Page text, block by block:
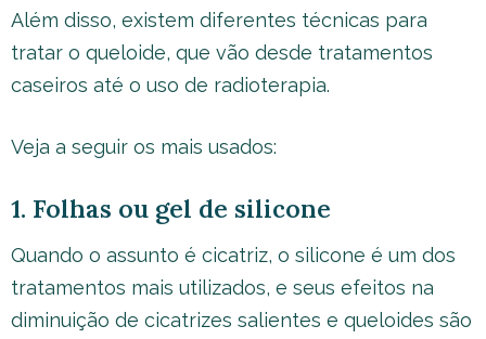
Além disso, existem diferentes técnicas para
tratar o queloide, que vão desde tratamentos
caseiros até o uso de radioterapia.
Veja a seguir os mais usados:
1. Folhas ou gel de silicone
Quando o assunto é cicatriz, o silicone é um dos
tratamentos mais utilizados, e seus efeitos na
diminuição de cicatrizes salientes e queloides são